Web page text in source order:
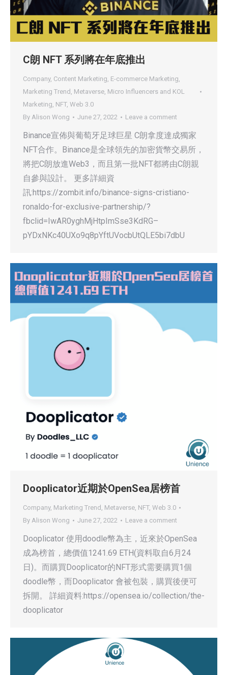
C朗 NFT 系列將在年底推出
Company, Content Marketing, E-commerce Marketing,
Marketing Trend , Metaverse, Micro Influencers and KOL
Marketing, NFT, Web 3.0
By Alison Wong June 27, 2022 Leave a comment
Binance宣佈與葡萄牙足球巨星 C朗拿度達成獨家
NFT合作。Binance是全球領先的加密貨幣交易所，
將把C朗放進Web3，而且第一批NFT都將由C朗親
自參與設計。 更多詳細資
訊:https://zombit.info/binance-signs-cristiano-
ronaldo-for-exclusive-partnership/?
fbclid=IwAR0yghMjHtpImSse3KdRG–
pYDxNKc40UXo9q8pYftUVocbUtQLE5bi7dbU
Dooplicator近期於OpenSea居榜首
Company, Marketing Trend , Metaverse, NFT, Web 3.0
By Alison Wong June 27, 2022 Leave a comment
Dooplicator 使用doodle幣為主，近來於OpenSea
成為榜首，總價值1241.69 ETH(資料取自6月24
日)。而購買Dooplicator的NFT形式需要購買1個
doodle幣，而Dooplicator 會被包裝，購買後便可
拆開。 詳細資料:https://opensea.io/collection/the-
dooplicator